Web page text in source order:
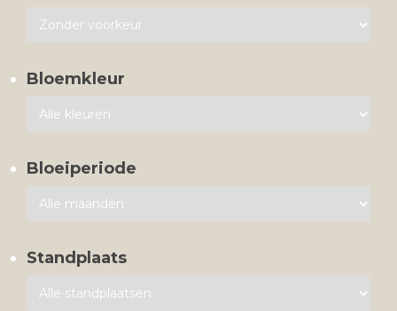
Bloemkleur
Bloeiperiode
Standplaats